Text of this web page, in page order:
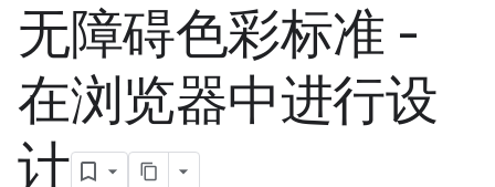
无障碍色彩标准 -
在浏览器中进行设
计